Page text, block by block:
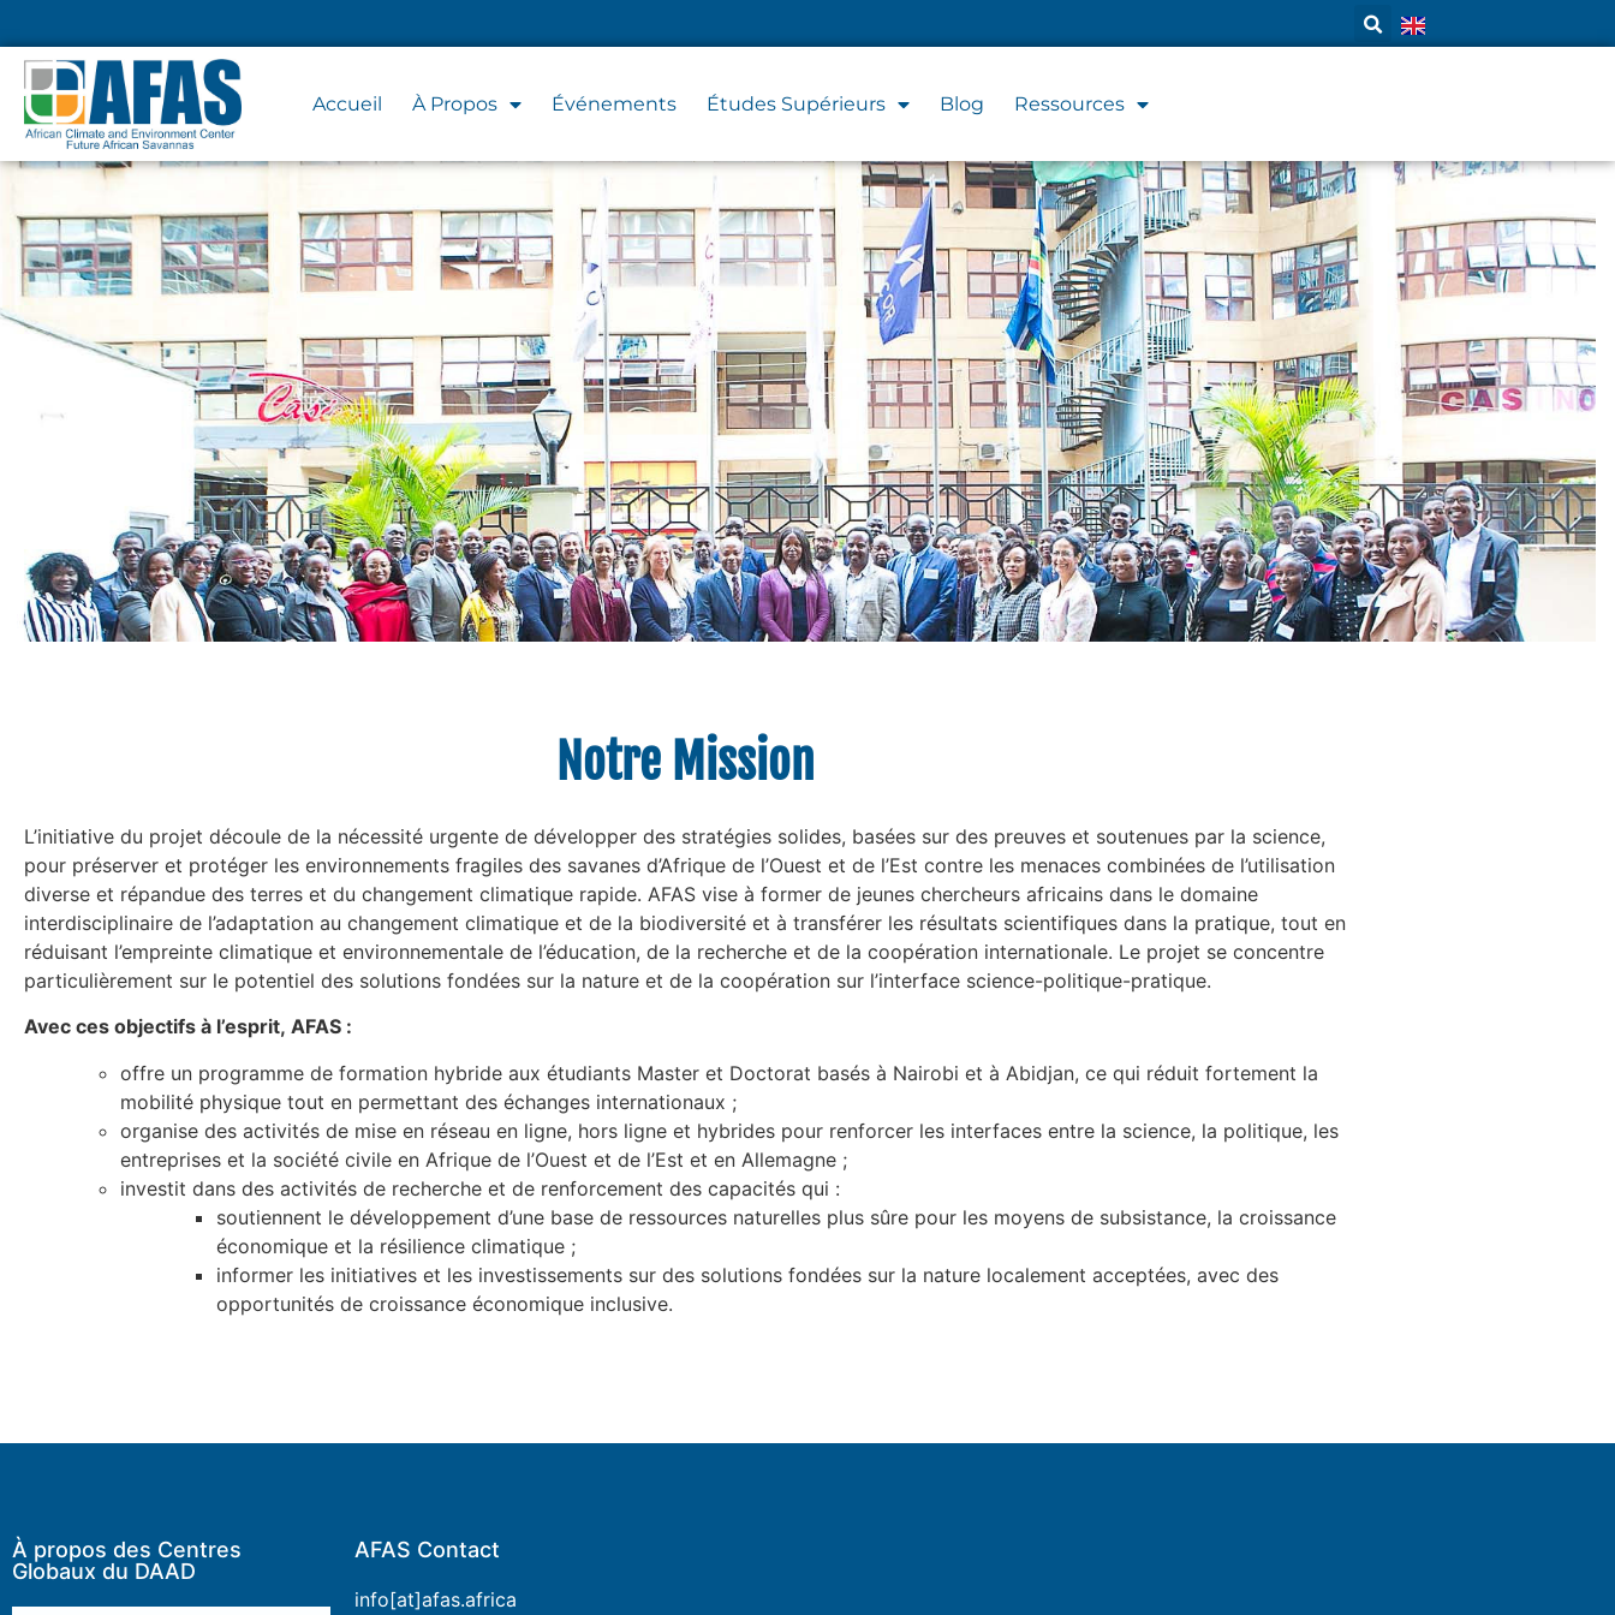
Accueil À Propos Événements Études Supérieurs Blog Ressources
Notre Mission
L’initiative du projet découle de la nécessité urgente de développer des stratégies solides, basées sur des preuves et soutenues par la science,
pour préserver et protéger les environnements fragiles des savanes d’Afrique de l’Ouest et de l’Est contre les menaces combinées de l’utilisation
diverse et répandue des terres et du changement climatique rapide. AFAS vise à former de jeunes chercheurs africains dans le domaine
interdisciplinaire de l’adaptation au changement climatique et de la biodiversité et à transférer les résultats scientifiques dans la pratique, tout en
réduisant l’empreinte climatique et environnementale de l’éducation, de la recherche et de la coopération internationale. Le projet se concentre
particulièrement sur le potentiel des solutions fondées sur la nature et de la coopération sur l’interface science-politique-pratique.
Avec ces objectifs à l’esprit, AFAS :
offre un programme de formation hybride aux étudiants Master et Doctorat basés à Nairobi et à Abidjan, ce qui réduit fortement la
mobilité physique tout en permettant des échanges internationaux ;
organise des activités de mise en réseau en ligne, hors ligne et hybrides pour renforcer les interfaces entre la science, la politique, les
entreprises et la société civile en Afrique de l’Ouest et de l’Est et en Allemagne ;
investit dans des activités de recherche et de renforcement des capacités qui :
soutiennent le développement d’une base de ressources naturelles plus sûre pour les moyens de subsistance, la croissance
économique et la résilience climatique ;
informer les initiatives et les investissements sur des solutions fondées sur la nature localement acceptées, avec des
opportunités de croissance économique inclusive.
À propos des Centres
Globaux du DAAD
AFAS Contact
info[at]afas.africa